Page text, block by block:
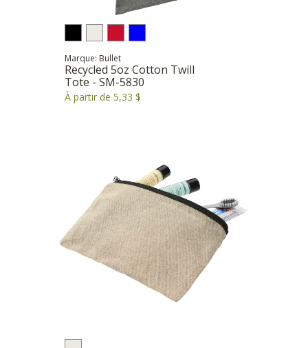
Marque: Bullet
Recycled 5oz Cotton Twill
Tote - SM-5830
À partir de 5,33 $